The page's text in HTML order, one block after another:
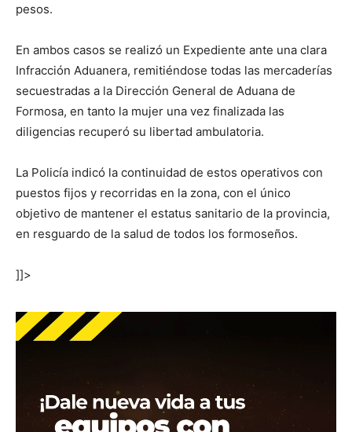
pesos.
En ambos casos se realizó un Expediente ante una clara
Infracción Aduanera, remitiéndose todas las mercaderías
secuestradas a la Dirección General de Aduana de
Formosa, en tanto la mujer una vez finalizada las
diligencias recuperó su libertad ambulatoria.
La Policía indicó la continuidad de estos operativos con
puestos fijos y recorridas en la zona, con el único
objetivo de mantener el estatus sanitario de la provincia,
en resguardo de la salud de todos los formoseños.
]]>